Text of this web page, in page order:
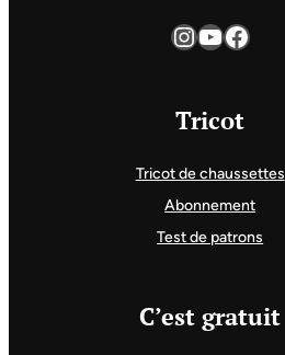
InstagramYouTube Facebook
Tricot
Tricot de chaussettes
Abonnement
Test de patrons
C’est gratuit